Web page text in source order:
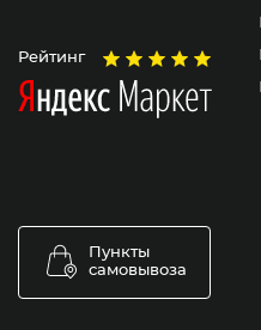
Рейтинг
Пункты
самовывоза